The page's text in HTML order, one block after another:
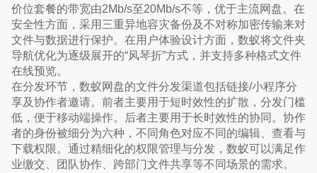
价位套餐的带宽由2Mb/s至20Mb/s不等，优于主流网盘。在
安全性方面，采用三重异地容灾备份及不对称加密传输来对
文件与数据进行保护。在用户体验设计方面，数蚁将文件夹
导航优化为逐级展开的“风琴折”方式，并支持多种格式文件
在线预览。
在分发环节，数蚁网盘的文件分发渠道包括链接/小程序分
享及协作者邀请。前者主要用于短时效性的扩散，分发门槛
低，便于移动端操作。后者主要用于长时效性的协同。协作
者的身份被细分为六种，不同角色对应不同的编辑、查看与
下载权限。通过精细化的权限管理与分发，数蚁可以满足作
业缴交、团队协作、跨部门文件共享等不同场景的需求。